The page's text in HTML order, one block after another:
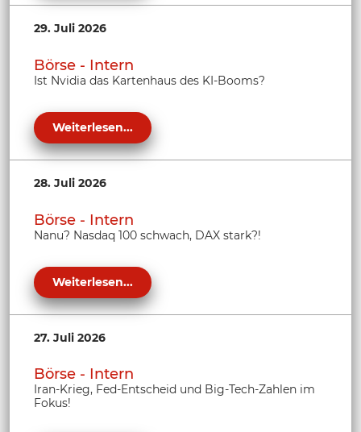
29. Juli 2026
Börse - Intern
Ist Nvidia das Kartenhaus des KI-Booms?
Weiterlesen...
28. Juli 2026
Börse - Intern
Nanu? Nasdaq 100 schwach, DAX stark?!
Weiterlesen...
27. Juli 2026
Börse - Intern
Iran-Krieg, Fed-Entscheid und Big-Tech-Zahlen im
Fokus!